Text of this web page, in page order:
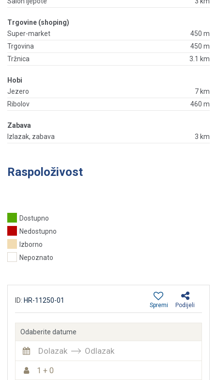
Trgovine (shoping)
Super-market
450 m
Trgovina
450 m
Tržnica
3.1 km
Hobi
Jezero
7 km
Ribolov
460 m
Zabava
Izlazak, zabava
3 km
Raspoloživost
Dostupno
Nedostupno
Izborno
Nepoznato
ID: HR-11250-01
Podijeli
Spremi
Odaberite datume
Dolazak Odlazak
1 + 0